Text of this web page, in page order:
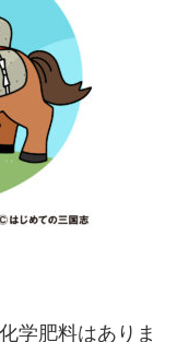
学肥料はありま